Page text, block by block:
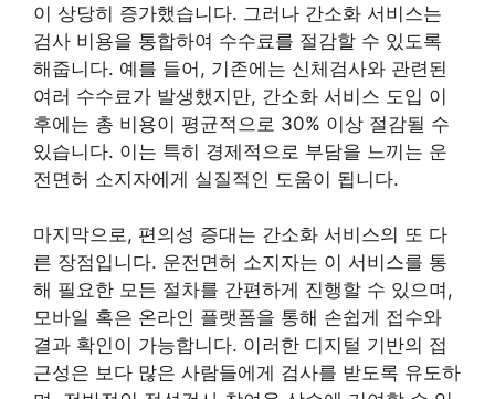
이 상당히 증가했습니다. 그러나 간소화 서비스는
검사 비용을 통합하여 수수료를 절감할 수 있도록
해줍니다. 예를 들어, 기존에는 신체검사와 관련된
여러 수수료가 발생했지만, 간소화 서비스 도입 이
후에는 총 비용이 평균적으로 30% 이상 절감될 수
있습니다. 이는 특히 경제적으로 부담을 느끼는 운
전면허 소지자에게 실질적인 도움이 됩니다.
마지막으로, 편의성 증대는 간소화 서비스의 또 다
른 장점입니다. 운전면허 소지자는 이 서비스를 통
해 필요한 모든 절차를 간편하게 진행할 수 있으며,
모바일 혹은 온라인 플랫폼을 통해 손쉽게 접수와
결과 확인이 가능합니다. 이러한 디지털 기반의 접
근성은 보다 많은 사람들에게 검사를 받도록 유도하